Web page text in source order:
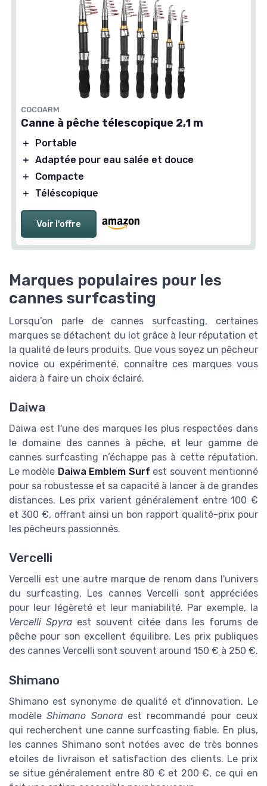
COCOARM
Canne à pêche télescopique 2,1 m
＋
Portable
＋ Adaptée pour eau salée et douce
＋
Compacte
＋
Téléscopique
Voir l'offre
Marques populaires pour les
cannes surfcasting
Lorsqu’on parle de cannes surfcasting, certaines
marques se détachent du lot grâce à leur réputation et
la qualité de leurs produits. Que vous soyez un pêcheur
novice ou expérimenté, connaître ces marques vous
aidera à faire un choix éclairé.
Daiwa
Daiwa est l'une des marques les plus respectées dans
le domaine des cannes à pêche, et leur gamme de
cannes surfcasting n’échappe pas à cette réputation.
Le modèle Daiwa Emblem Surf est souvent mentionné
pour sa robustesse et sa capacité à lancer à de grandes
distances. Les prix varient généralement entre 100 €
et 300 €, offrant ainsi un bon rapport qualité-prix pour
les pêcheurs passionnés.
Vercelli
Vercelli est une autre marque de renom dans l'univers
du surfcasting. Les cannes Vercelli sont appréciées
pour leur légèreté et leur maniabilité. Par exemple, la
Vercelli Spyra est souvent citée dans les forums de
pêche pour son excellent équilibre. Les prix publiques
des cannes Vercelli sont souvent around 150 € à 250 €.
Shimano
Shimano est synonyme de qualité et d'innovation. Le
modèleShimano Sonoraest recommandé pour ceux
qui recherchent une canne surfcasting fiable. En plus,
les cannes Shimano sont notées avec de très bonnes
etoiles de livraison et satisfaction des clients. Le prix
se situe généralement entre 80 € et 200 €, ce qui en